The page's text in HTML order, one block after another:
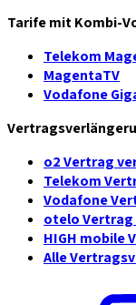
Tarife mit Kombi-
Telekom
MagentaTV
Vodafone
o2 Vertrag
Telekom
Vodafone
otelo Vertrag
HIGH mobile
Alle